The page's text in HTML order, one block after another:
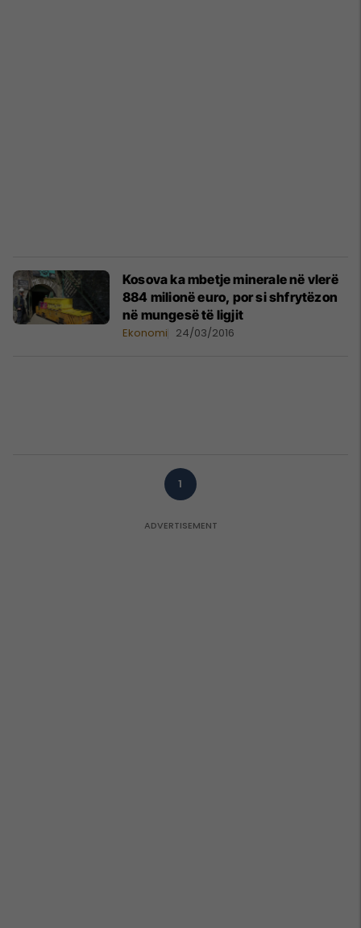
Kosova ka mbetje minerale në vlerë
884 milionë euro, por si shfrytëzon
në mungesë të ligjit
Ekonomi 24/03/2016
1